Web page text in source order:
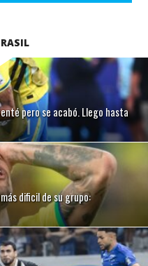
pero se acabó. Llego hasta
dificil de su grupo: